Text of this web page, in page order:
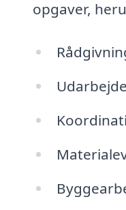
opgaver,